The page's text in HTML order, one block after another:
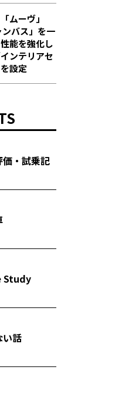
ムーヴ」
ンバス」を一
能を強化し
ンテリアセ
設定
・試乗記
Study
い話